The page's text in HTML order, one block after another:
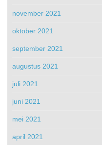
november 2021
oktober 2021
september 2021
augustus 2021
juli 2021
juni 2021
mei 2021
april 2021